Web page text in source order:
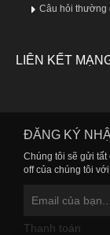
Câu hỏi thường
LIÊN KẾT
ĐĂNG KÝ
Chúng tôi sẽ gửi
off của chúng tôi
Thanh toán